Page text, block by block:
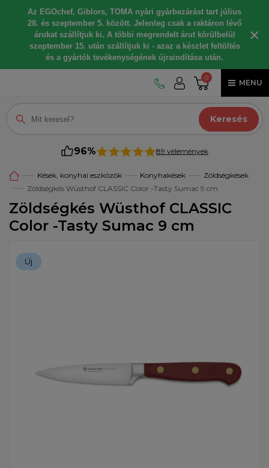
Az EGOchef, Giblors, TOMA nyári gyárbezárást tart július
28. és szeptember 5. között. Jelenleg csak a raktáron lévő
árukat szállítjuk ki. A többi megrendelt árut körülbelül
szeptember 15. után szállítjuk ki - azaz a készlet feltöltés
és a gyártók tevékenységének újraindítása után.
×
0
MENU
Keresés
96% 89 vélemények
Kések, konyhai eszközök Konyhakések
Zöldségkések
Zöldségkés Wüsthof CLASSIC Color -Tasty Sumac 9 cm
Zöldségkés Wüsthof CLASSIC
Color -Tasty Sumac 9 cm
Új